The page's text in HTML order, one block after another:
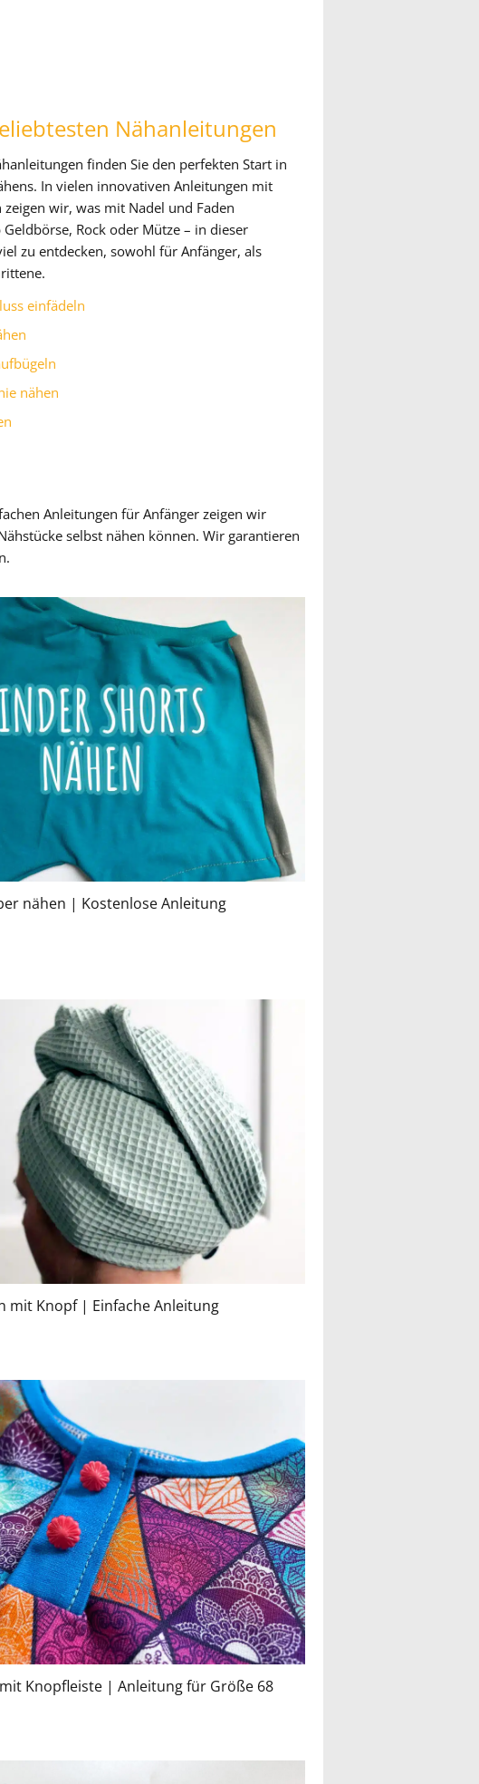
Nähanleitungen
finden Sie den perfekten Start in
In vielen innovativen Anleitungen mit
wir, was mit Nadel und Faden
Rock oder Mütze – in dieser
zu entdecken, sowohl für Anfänger, als
einfädeln
nähen
Anleitungen für Anfänger zeigen wir
selbst nähen können. Wir garantieren
nähen | Kostenlose Anleitung
mit Knopf | Einfache Anleitung
Knopfleiste | Anleitung für Größe 68